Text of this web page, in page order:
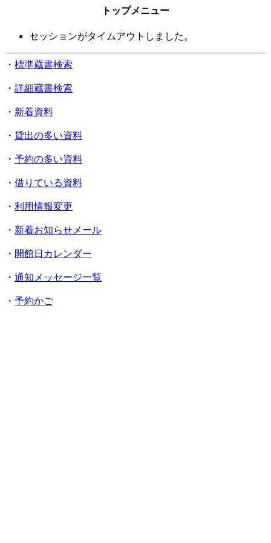
トップメニュー
セッションがタイムアウトしました。
・ 標準蔵書検索
・ 詳細蔵書検索
・ 新着資料
・ 貸出の多い資料
・ 予約の多い資料
・ 借りている資料
・ 利用情報変更
・ 新着お知らせメール
・ 開館日カレンダー
・ 通知メッセージ一覧
・ 予約かご